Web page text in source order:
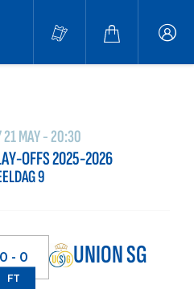
21 MAY - 20:30
OFFS 2025-2026
9
0 - 0
FT
UNION SG